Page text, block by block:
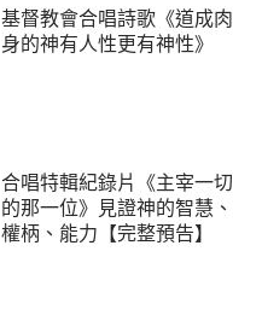
基督教會合唱詩歌《道成肉
身的神有人性更有神性》
合唱特輯紀錄片《主宰一切
的那一位》見證神的智慧、
權柄、能力【完整預告】